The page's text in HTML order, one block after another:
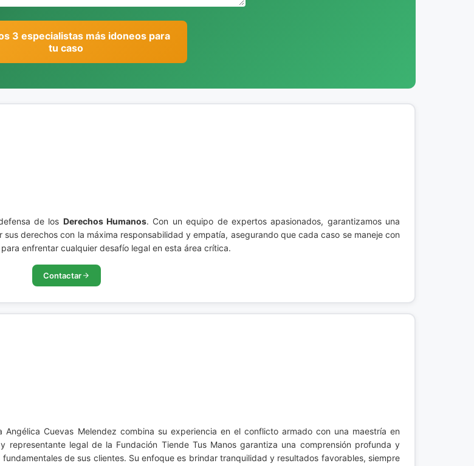
3 especialistas más idoneos para
tu caso
de los Derechos Humanos. Con un equipo de expertos apasionados, garantizamos una
derechos con la máxima responsabilidad y empatía, asegurando que cada caso se maneje con
enfrentar cualquier desafío legal en esta área crítica.
Contactar
Angélica Cuevas Melendez combina su experiencia en el conflicto armado con una maestría en
representante legal de la Fundación Tiende Tus Manos garantiza una comprensión profunda y
de sus clientes. Su enfoque es brindar tranquilidad y resultados favorables, siempre